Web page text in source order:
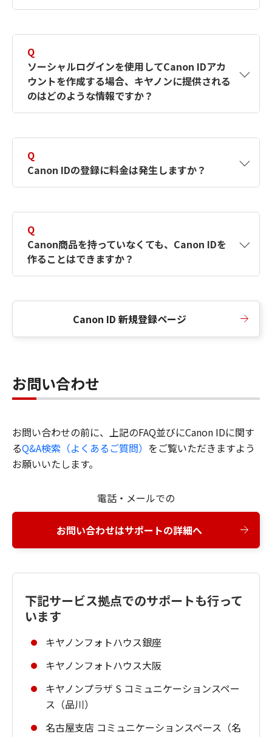
す。詳しい作成方法は【カメラ】Canon IDとは
何ですか？Canon IDの作成方法は？をご確認く
ださい。
Q
ソーシャルログインを使用してCanon IDアカ
ウントを作成する場合、キヤノンに提供される
のはどのような情報ですか？
択したサービスから取得します。アカウントを
簡単に作成できるように、この情報を使用して
Canon IDの登録フォームを入力します。
Q
Canon IDの登録に料金は発生しますか？
Q
Canon商品を持っていなくても、Canon IDを
作ることはできますか？
Canon ID 新規登録ページ
お問い合わせ
お問い合わせの前に、上記のFAQ並びにCanon IDに関す
るQ&A検索（よくあるご質問） をご覧いただきますよう
お願いいたします。
電話・メールでの
お問い合わせはサポートの詳細へ
下記サービス拠点でのサポートも行って
います
キヤノンフォトハウス銀座
キヤノンフォトハウス大阪
キヤノンプラザ S コミュニケーションスペー
ス（品川）
名古屋支店 コミュニケーションスペース（名